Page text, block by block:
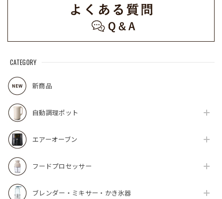
CATEGORY
新商品
自動調理ポット
エアーオーブン
フードプロセッサー
ブレンダー・ミキサー・かき氷器